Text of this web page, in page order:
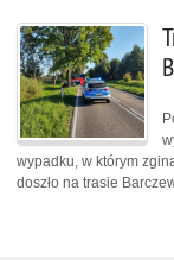
wypadku, w którym
doszło na trasie